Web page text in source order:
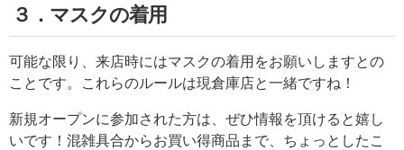
３．マスクの着用
可能な限り、来店時にはマスクの着用をお願いしますとの
ことです。これらのルールは現倉庫店と一緒ですね！
新規オープンに参加された方は、ぜひ情報を頂けると嬉し
いです！混雑具合からお買い得商品まで、ちょっとしたこ